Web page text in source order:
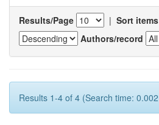
Results/Page | Sort
Authors/record
Results 1-4 of 4 (Search time: